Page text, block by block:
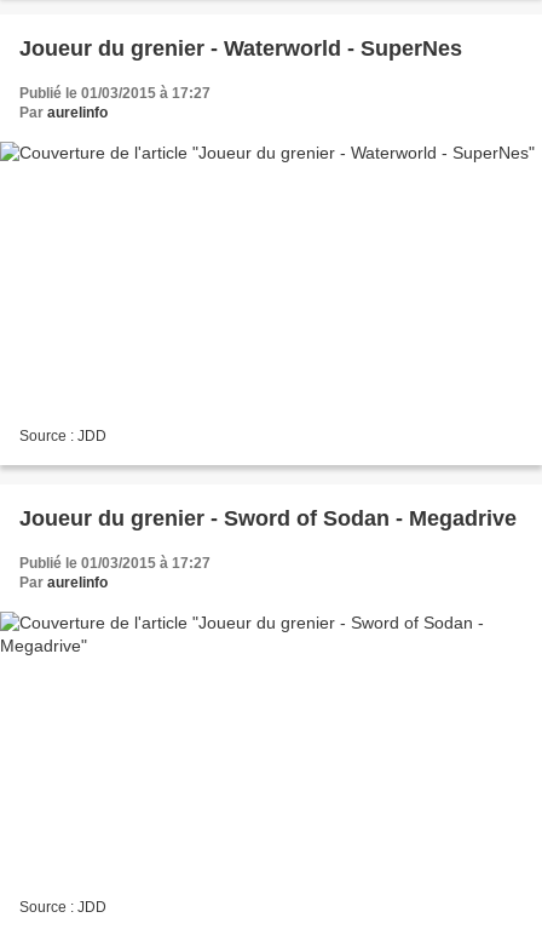
Joueur du grenier - Waterworld - SuperNes
Publié le 01/03/2015 à 17:27
Par aurelinfo
Source : JDD
Joueur du grenier - Sword of Sodan - Megadrive
Publié le 01/03/2015 à 17:27
Par aurelinfo
Source : JDD